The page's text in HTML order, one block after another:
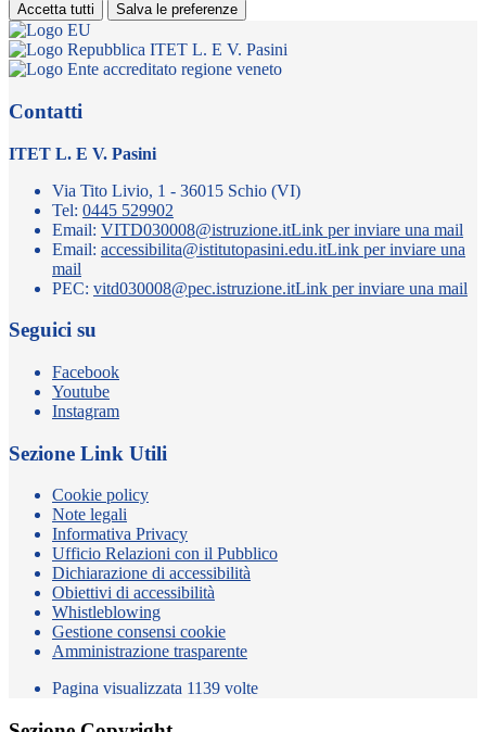
Accetta tutti Salva le preferenze
ITET L. E V. Pasini
Contatti
ITET L. E V. Pasini
Via Tito Livio, 1 - 36015 Schio (VI)
Tel: 0445 529902
Email: VITD030008@istruzione.itLink per inviare una mail
Email: accessibilita@istitutopasini.edu.itLink per inviare una
mail
PEC: vitd030008@pec.istruzione.itLink per inviare una mail
Seguici su
Facebook
Youtube
Instagram
Sezione Link Utili
Cookie policy
Note legali
Informativa Privacy
Ufficio Relazioni con il Pubblico
Dichiarazione di accessibilità
Obiettivi di accessibilità
Whistleblowing
Gestione consensi cookie
Amministrazione trasparente
Pagina visualizzata 1139 volte